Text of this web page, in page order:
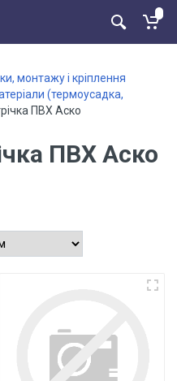
монтажу і кріплення
(термоусадка,
ПВХ Аско
ПВХ Аско